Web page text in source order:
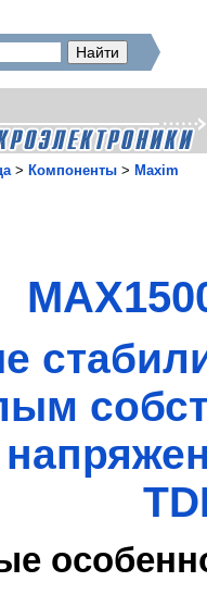
> Компоненты > Maxim